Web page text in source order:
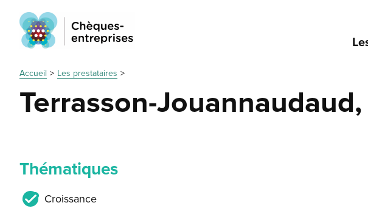
Accueil Les prestataires
Terrasson-
Thématiques
Croissance